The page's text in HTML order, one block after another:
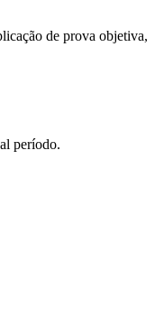
de prova objetiva,
período.